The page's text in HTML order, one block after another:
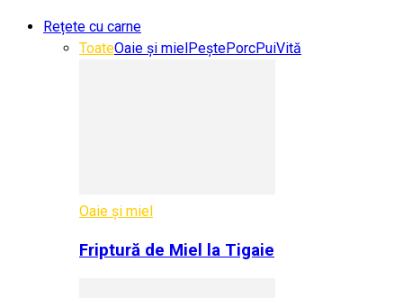
Rețete cu carne
ToateOaie și miel PeștePorcPuiVită
Oaie și miel
Friptură de Miel la Tigaie